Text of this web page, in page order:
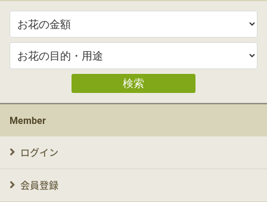
検索
Member
ログイン
会員登録